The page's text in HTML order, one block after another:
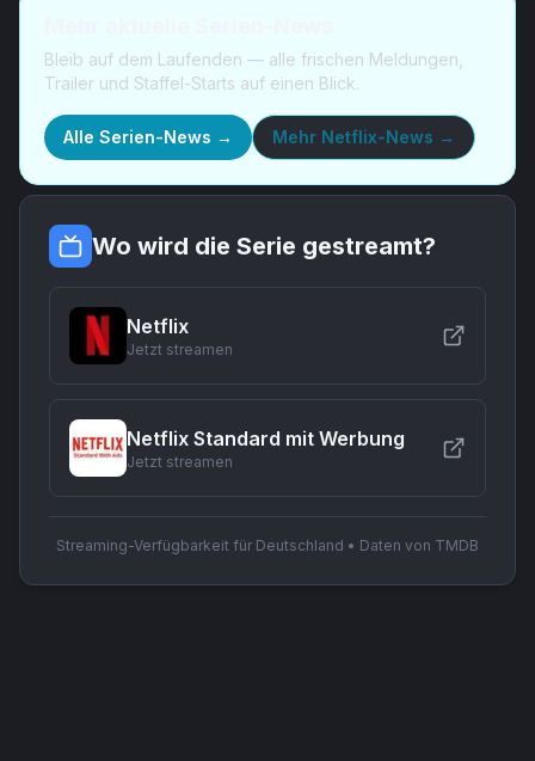
Bleib auf dem Laufenden — alle frischen Meldungen,
Trailer und Staffel-Starts auf einen Blick.
Alle Serien-News → Mehr Netflix-News →
Wo wird die Serie gestreamt?
Netflix
Jetzt streamen
Netflix Standard mit Werbung
Jetzt streamen
Streaming-Verfügbarkeit für Deutschland • Daten von TMDB